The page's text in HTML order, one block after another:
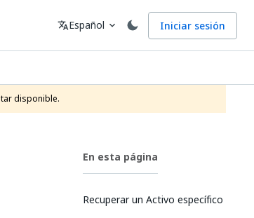
Idioma
translateEspañol expand_more Iniciar sesión
disponible.
En esta página
Recuperar un Activo específico